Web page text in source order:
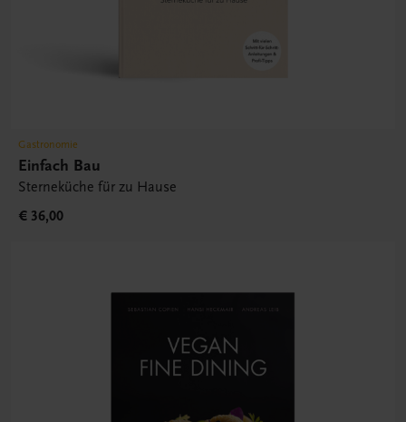
Gastronomie
Einfach Bau
Sterneküche für zu Hause
€ 36,00